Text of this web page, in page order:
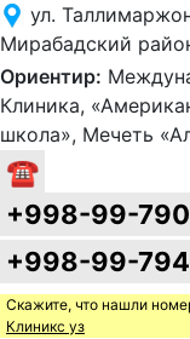
ул.
Мирабадский
Ориентир:
Клиника,
школа», Мечеть
☎
+998-99-
+998-99-
Скажите, что нашли
Клиникс уз